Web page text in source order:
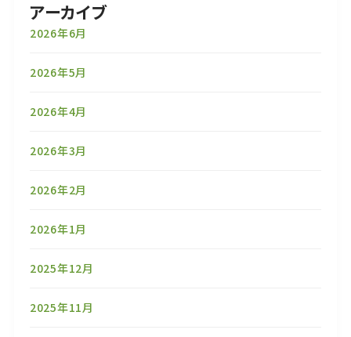
アーカイブ
2026年6月
2026年5月
2026年4月
2026年3月
2026年2月
2026年1月
2025年12月
2025年11月